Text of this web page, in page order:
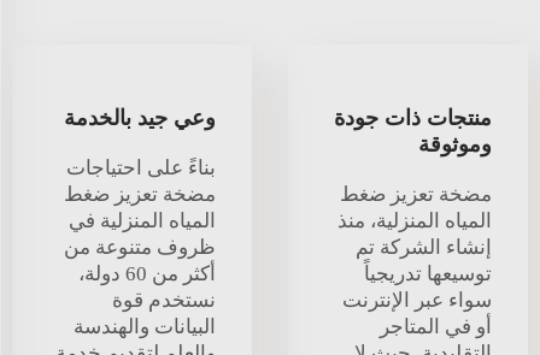
منتجات ذات جودة
وموثوقة
مضخة تعزيز ضغط
المياه المنزلية، منذ
إنشاء الشركة تم
توسيعها تدريجياً
سواء عبر الإنترنت
أو في المتاجر
وعي جيد بالخدمة
بناءً على احتياجات
مضخة تعزيز ضغط
المياه المنزلية في
ظروف متنوعة من
أكثر من 60 دولة،
نستخدم قوة
البيانات والهندسة